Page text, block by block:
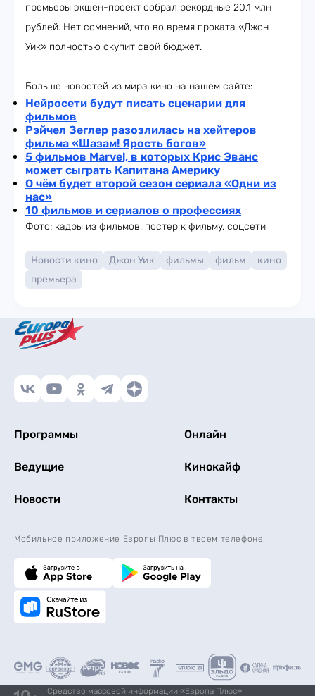
премьеры экшен-проект собрал рекордные 20,1 млн
рублей. Нет сомнений, что во время проката «Джон
Уик» полностью окупит свой бюджет.
Больше новостей из мира кино на нашем сайте:
Нейросети будут писать сценарии для
фильмов
Рэйчел Зеглер разозлилась на хейтеров
фильма «Шазам! Ярость богов»
5 фильмов Marvel, в которых Крис Эванс
может сыграть Капитана Америку
О чём будет второй сезон сериала «Одни из
нас»
10 фильмов и сериалов о профессиях
Фото: кадры из фильмов, постер к фильму, соцсети
Новости кино Джон Уик фильмы фильм
кино
премьера
Программы Онлайн
Ведущие Кинокайф
Новости Контакты
Мобильное приложение Европы Плюс в твоем телефоне.
Средство массовой информации «Европа Плюс»